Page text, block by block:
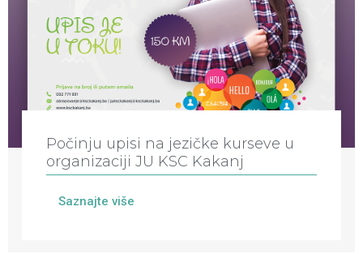
Počinju upisi na jezičke kurseve u
organizaciji JU KSC Kakanj
Saznajte više